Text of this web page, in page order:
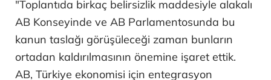
"Toplantıda birkaç belirsizlik maddesiyle alakalı
AB Konseyinde ve AB Parlamentosunda bu
kanun taslağı görüşüleceği zaman bunların
ortadan kaldırılmasının önemine işaret ettik.
AB, Türkiye ekonomisi için entegrasyon